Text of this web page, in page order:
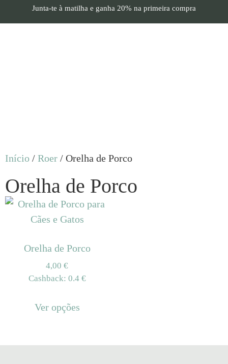
Junta-te à matilha e ganha 20% na primeira compra
Início / Roer / Orelha de Porco
Orelha de Porco
Orelha de Porco
4,00 €
Cashback: 0.4 €
Ver opções